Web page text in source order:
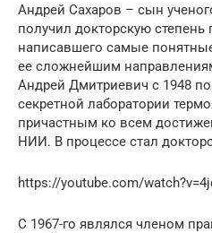
Андрей Сахаров – сын
получил докторскую
написавшего самые
ее сложнейшим
Андрей Дмитриевич с 1948 по
секретной лаборатории
причастным ко всем
НИИ. В процессе стал
https://youtube.com/
С 1967-го являлся членом